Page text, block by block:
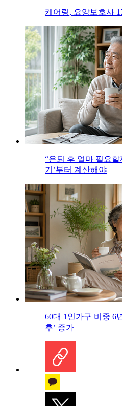
케어링, 요양보호사
“은퇴 후 얼마 필요할
기’부터 계산해야
60대 1인가구 비중 6
후’ 증가